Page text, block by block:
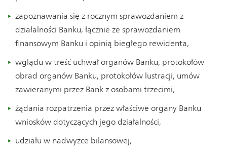
zapoznawania się z rocznym sprawozdaniem z
działalności Banku, łącznie ze sprawozdaniem
finansowym Banku i opinią biegłego rewidenta,
wglądu w treść uchwał organów Banku, protokołów
obrad organów Banku, protokołów lustracji, umów
zawieranymi przez Bank z osobami trzecimi,
żądania rozpatrzenia przez właściwe organy Banku
wniosków dotyczących jego działalności,
udziału w nadwyżce bilansowej,